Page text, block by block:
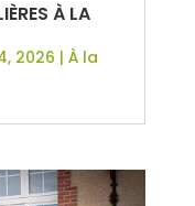
À LA
2026 | À la